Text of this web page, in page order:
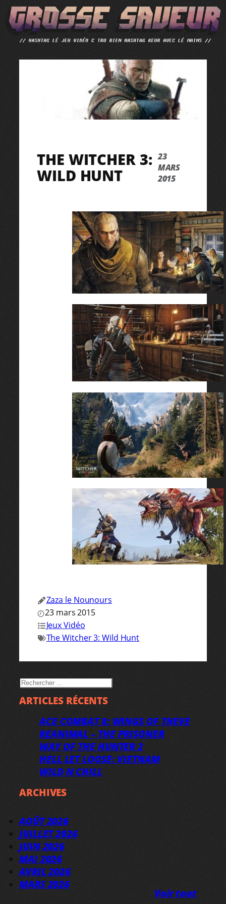
ALLER
AU
CONTENU
THE WITCHER 3:
WILD HUNT
23
MARS
2015
Zaza le Nounours
23 mars 2015
Jeux Vidéo
The Witcher 3: Wild Hunt
RECHERCHER
ARTICLES RÉCENTS
ACE COMBAT 8: WINGS OF THEVE
REANIMAL – THE PRISONER
WAY OF THE HUNTER 2
HELL LET LOOSE: VIETNAM
WILD N CHILL
ARCHIVES
AOÛT 2026
JUILLET 2026
JUIN 2026
MAI 2026
AVRIL 2026
MARS 2026
Voir tout